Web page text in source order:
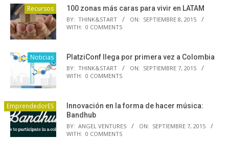
Recursos 100 zonas más caras para vivir en LATAM
BY: THINK&START ON: SEPTIEMBRE 8, 2015
WITH: 0 COMMENTS
Noticias PlatziConf llega por primera vez a Colombia
BY: THINK&START ON: SEPTIEMBRE 7, 2015
WITH: 0 COMMENTS
EmprendedorES
Innovación en la forma de hacer música:
Bandhub
BY: ANGEL VENTURES ON: SEPTIEMBRE 7, 2015
WITH: 0 COMMENTS